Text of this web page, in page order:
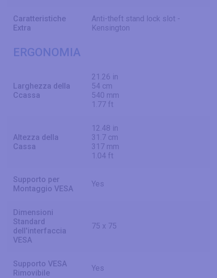
Caratteristiche
Extra
Anti-theft stand lock slot -
Kensington
ERGONOMIA
Larghezza della
Ccassa
21.26 in
54 cm
540 mm
1.77 ft
Altezza della
Cassa
12.48 in
31.7 cm
317 mm
1.04 ft
Supporto per
Montaggio VESA
Yes
Dimensioni
Standard
dell'interfaccia
VESA
75 x 75
Supporto VESA
Rimovibile
Yes